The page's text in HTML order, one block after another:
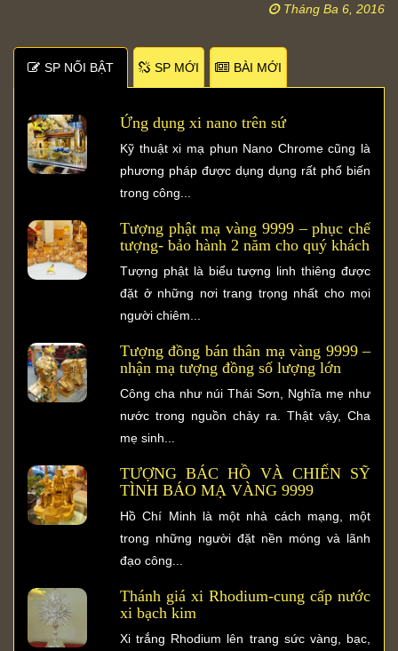
Tháng Ba 6, 2016
SP NỐI BẬT SP MỚI BÀI MỚI
Ứng dụng xi nano trên sứ
Kỹ thuật xi mạ phun Nano Chrome cũng là
phương pháp được dụng dụng rất phổ biến
trong công...
Tượng phật mạ vàng 9999 – phục chế
tượng- bảo hành 2 năm cho quý khách
Tượng phật là biểu tượng linh thiêng được
đặt ở những nơi trang trọng nhất cho mọi
người chiêm...
Tượng đồng bán thân mạ vàng 9999 –
nhận mạ tượng đồng số lượng lớn
Công cha như núi Thái Sơn, Nghĩa mẹ như
nước trong nguồn chảy ra. Thật vậy, Cha
mẹ sinh...
TƯỢNG BÁC HỒ VÀ CHIẾN SỸ
TÌNH BÁO MẠ VÀNG 9999
Hồ Chí Minh là một nhà cách mạng, một
trong những người đặt nền móng và lãnh
đạo công...
Thánh giá xi Rhodium-cung cấp nước
xi bạch kim
Xi trắng Rhodium lên trang sức vàng, bạc,